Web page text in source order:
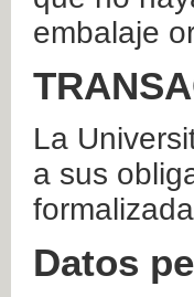
embalaje
La
a sus
Datos